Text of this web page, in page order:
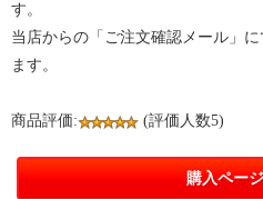
す。
当店からの「ご注文確認メール」
ます。
商品評価: (評価人数5)
購入ペー